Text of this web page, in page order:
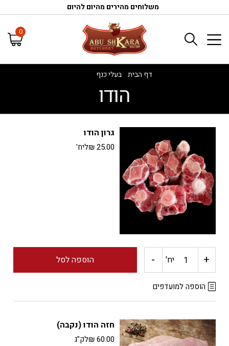
משלוחים מהירים מהיום להיום
0
דף הבית בעלי כנף
הודו
גרון הודו
₪25.00 ליח'
+ כמות
של
הודו
יח' - הוספה לסל
הוספה למועדפים
חזה הודו (נקבה)
₪60.00 לק"ג